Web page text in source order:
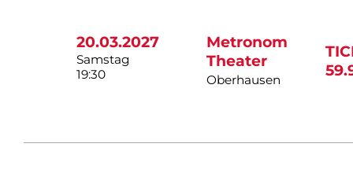
20.03.2027
Samstag
19:30
Metronom
Theater
Oberhausen